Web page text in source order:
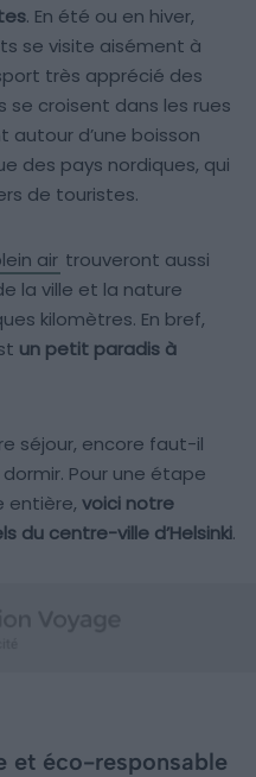
. En été ou en hiver,
se visite aisément à
très apprécié des
se croisent dans les rues
d’une boisson
des pays nordiques, qui
de touristes.
air trouveront aussi
la ville et la nature
kilomètres. En bref,
un petit paradis à
séjour, encore faut-il
Pour une étape
entière, voici notre
du centre-ville d’Helsinki.
et éco-responsable